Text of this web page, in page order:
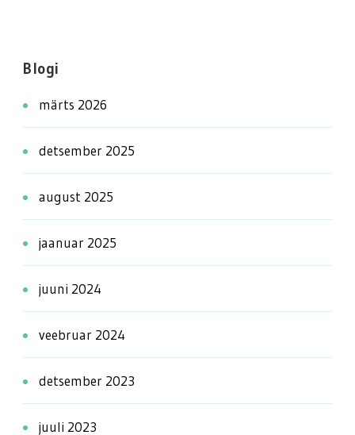
Blogi
märts 2026
detsember 2025
august 2025
jaanuar 2025
juuni 2024
veebruar 2024
detsember 2023
juuli 2023